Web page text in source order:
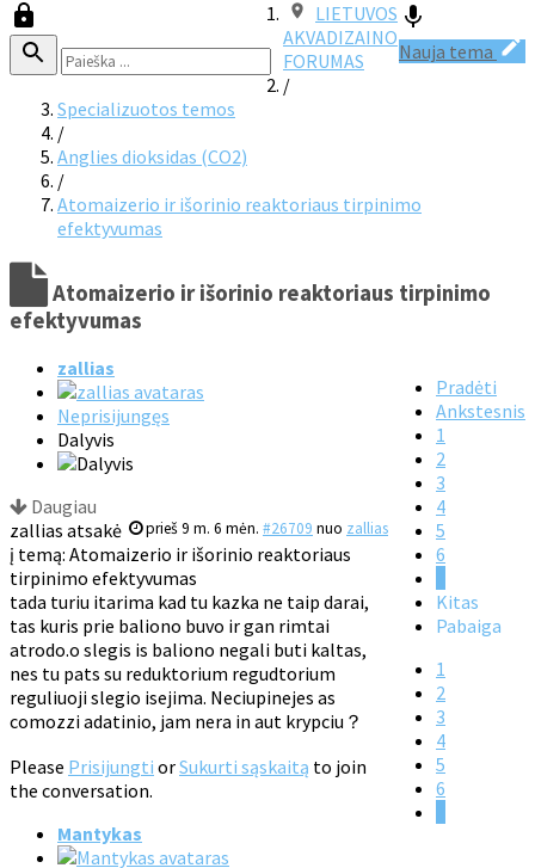
Nauja tema
LIETUVOS
AKVADIZAINO
FORUMAS
/
Specializuotos temos
/
Anglies dioksidas (CO2)
/
Atomaizerio ir išorinio reaktoriaus tirpinimo
efektyvumas
Atomaizerio ir išorinio reaktoriaus tirpinimo
efektyvumas
Pradėti
Ankstesnis
1
2
3
4
5
6
Kitas
Pabaiga
1
2
3
4
5
6
zallias
Neprisijungęs
Dalyvis
Daugiau
prieš 9 m. 6 mėn. #26709 nuo zallias
zallias atsakė
į temą: Atomaizerio ir išorinio reaktoriaus
tirpinimo efektyvumas
tada turiu itarima kad tu kazka ne taip darai,
tas kuris prie baliono buvo ir gan rimtai
atrodo.o slegis is baliono negali buti kaltas,
nes tu pats su reduktorium regudtorium
reguliuoji slegio isejima. Neciupinejes as
comozzi adatinio, jam nera in aut krypciu？
Please Prisijungti orSukurti sąskaitą to join
the conversation.
Mantykas